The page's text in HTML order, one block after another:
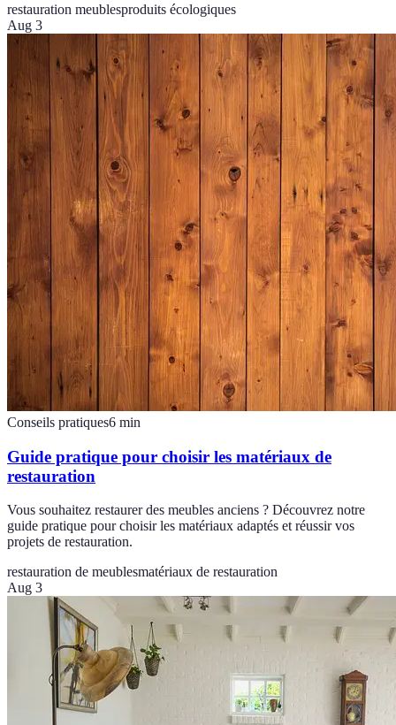
restauration meublesproduits écologiques
Aug 3
Conseils pratiques6 min
Guide pratique pour choisir les matériaux de
restauration
Vous souhaitez restaurer des meubles anciens ? Découvrez notre
guide pratique pour choisir les matériaux adaptés et réussir vos
projets de restauration.
restauration de meublesmatériaux de restauration
Aug 3